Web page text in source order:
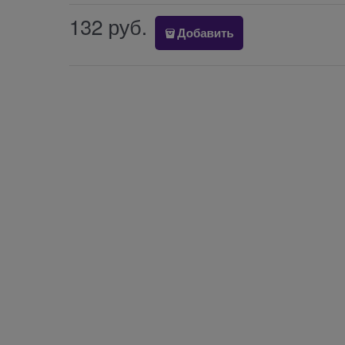
132 руб. Добавить